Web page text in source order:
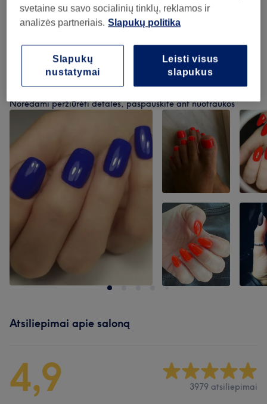
Depiliacija Vašku Vyrams (2)
Depiliacija Vašku (1)
Mūsų darbai
Norėdami peržiūrėti detales, paspauskite ant nuotraukos
Atsiliepimai apie saloną
4,9 3979 atsiliepimai
svetaine su savo socialinių tinklų, reklamos ir
analizės partneriais. Slapukų politika
Leisti visus
slapukus
Slapukų
nustatymai